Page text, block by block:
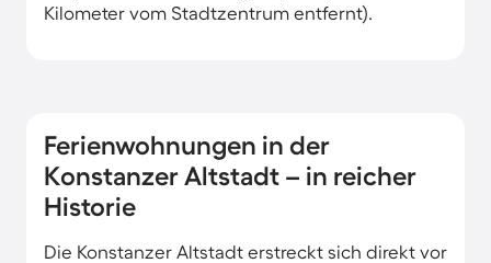
Kilometer vom Stadtzentrum entfernt).
Ferienwohnungen in der
Konstanzer Altstadt – in reicher
Historie
Die Konstanzer Altstadt erstreckt sich direkt vor